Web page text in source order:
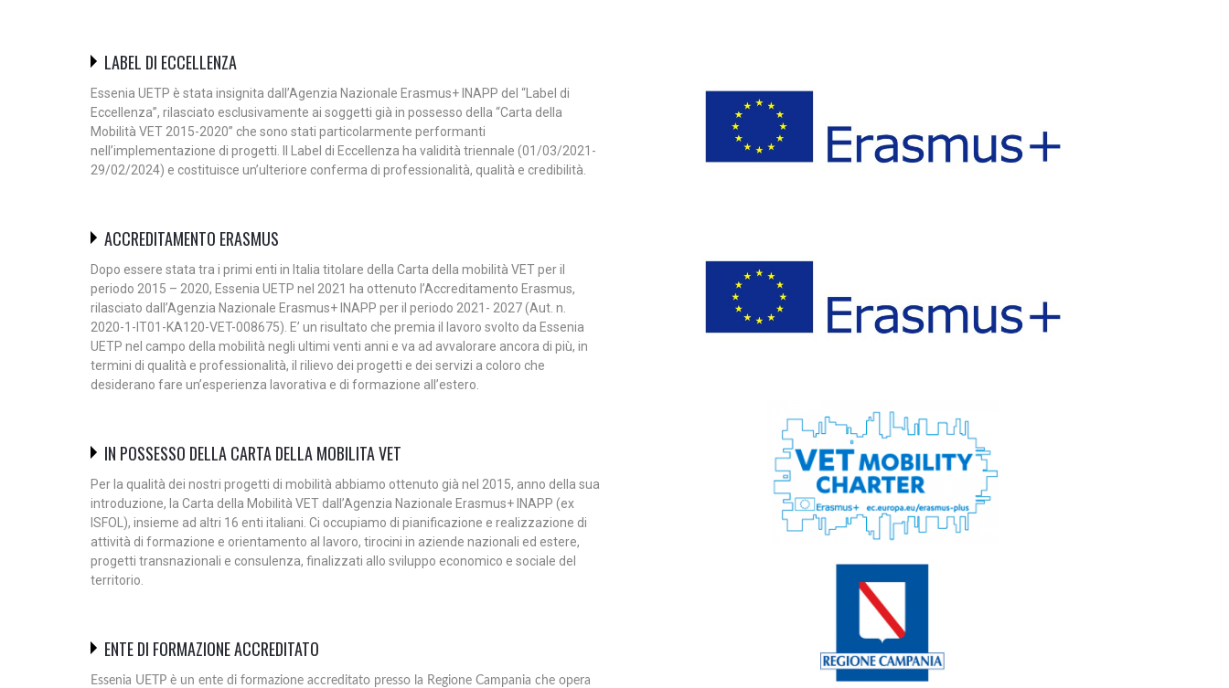
LABEL DI ECCELLENZA
Essenia UETP è stata insignita dall’Agenzia Nazionale Erasmus+ INAPP del “Label di
Eccellenza”, rilasciato esclusivamente ai soggetti già in possesso della “Carta della
Mobilità VET 2015-2020” che sono stati particolarmente performanti
nell’implementazione di progetti. Il Label di Eccellenza ha validità triennale (01/03/2021-
29/02/2024) e costituisce un’ulteriore conferma di professionalità, qualità e credibilità.
ACCREDITAMENTO ERASMUS
Dopo essere stata tra i primi enti in Italia titolare della Carta della mobilità VET per il
periodo 2015 – 2020, Essenia UETP nel 2021 ha ottenuto l’Accreditamento Erasmus,
rilasciato dall’Agenzia Nazionale Erasmus+ INAPP per il periodo 2021- 2027 (Aut. n.
2020-1-IT01-KA120-VET-008675). E’ un risultato che premia il lavoro svolto da Essenia
UETP nel campo della mobilità negli ultimi venti anni e va ad avvalorare ancora di più, in
termini di qualità e professionalità, il rilievo dei progetti e dei servizi a coloro che
desiderano fare un’esperienza lavorativa e di formazione all’estero.
IN POSSESSO DELLA CARTA DELLA MOBILITA VET
Per la qualità dei nostri progetti di mobilità abbiamo ottenuto già nel 2015, anno della sua
introduzione, la Carta della Mobilità VET dall’Agenzia Nazionale Erasmus+ INAPP (ex
ISFOL), insieme ad altri 16 enti italiani. Ci occupiamo di pianificazione e realizzazione di
attività di formazione e orientamento al lavoro, tirocini in aziende nazionali ed estere,
progetti transnazionali e consulenza, finalizzati allo sviluppo economico e sociale del
territorio.
ENTE DI FORMAZIONE ACCREDITATO
Essenia UETP è un ente di formazione accreditato presso la Regione Campania che opera